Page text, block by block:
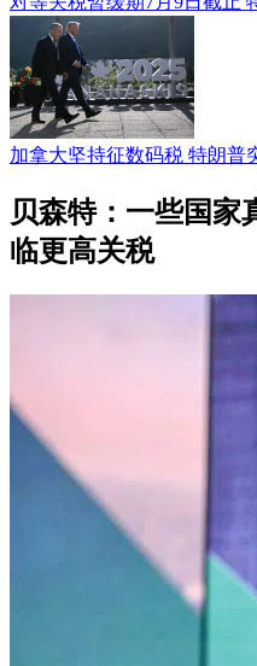
加拿大坚持征数码税 特朗普
贝森特：一些国家
临更高关税